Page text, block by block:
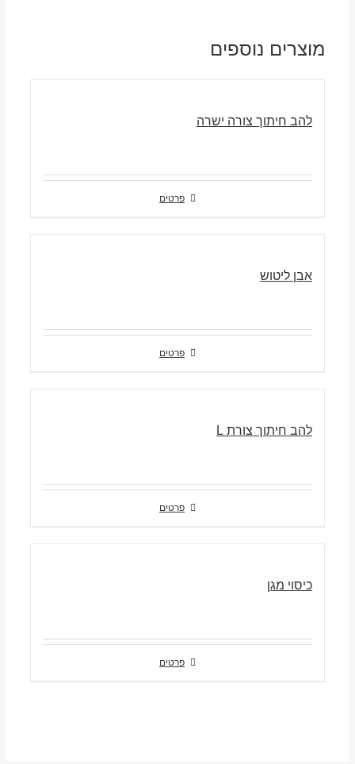
מוצרים נוספים
להב חיתוך צורה ישרה
פרטים
אבן ליטוש
פרטים
להב חיתוך צורת L
פרטים
כיסוי מגן
פרטים